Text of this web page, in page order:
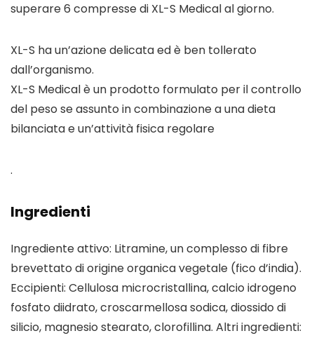
superare 6 compresse di XL-S Medical al giorno.
XL-S ha un’azione delicata ed è ben tollerato
dall’organismo.
XL-S Medical è un prodotto formulato per il controllo
del peso se assunto in combinazione a una dieta
bilanciata e un’attività fisica regolare
.
Ingredienti
Ingrediente attivo: Litramine, un complesso di fibre
brevettato di origine organica vegetale (fico d’india).
Eccipienti: Cellulosa microcristallina, calcio idrogeno
fosfato diidrato, croscarmellosa sodica, diossido di
silicio, magnesio stearato, clorofillina. Altri ingredienti: